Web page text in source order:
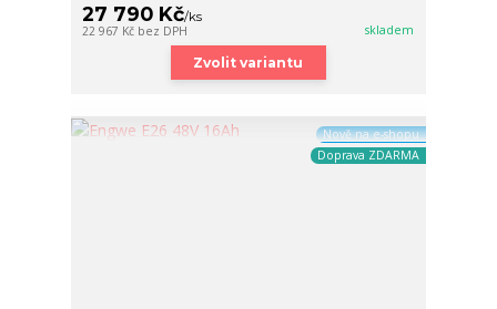
27 790 Kč/ks
22 967 Kč bez DPH skladem
Zvolit variantu
Nově na e-shopu
Doprava ZDARMA